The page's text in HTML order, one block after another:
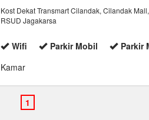
Kost Dekat Transmart Cilandak, Cilandak
RSUD Jagakarsa
Wifi Parkir Mobil
Parkir
Kamar